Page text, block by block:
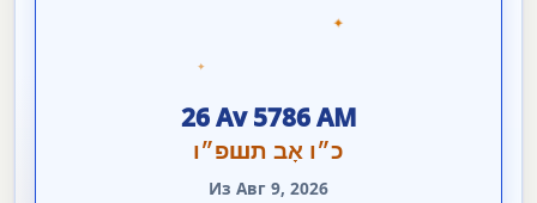
✦
✦
26 Av 5786 AM
כ״ו אָב תшפ״ו
Из Авг 9, 2026